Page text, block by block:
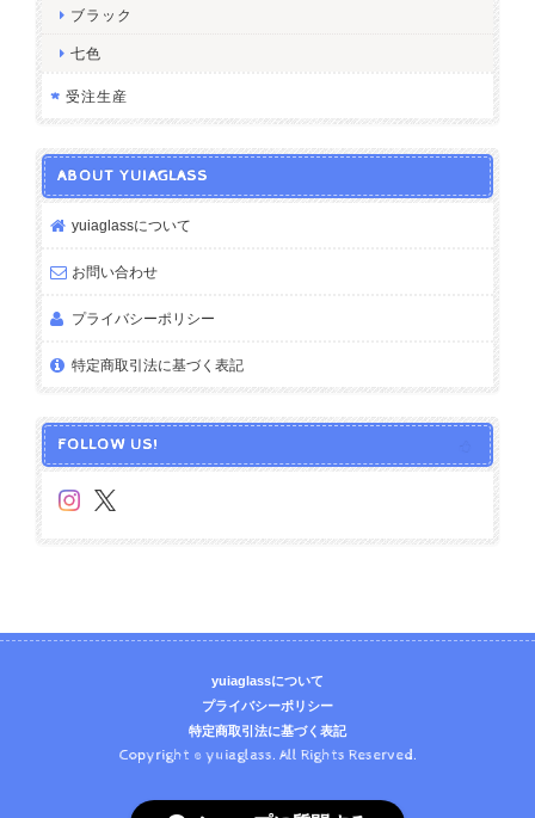
ブラック
七色
受注生産
ABOUT YUIAGLASS
yuiaglassについて
お問い合わせ
プライバシーポリシー
特定商取引法に基づく表記
FOLLOW US!
yuiaglassについて
プライバシーポリシー
特定商取引法に基づく表記
Copyright © yuiaglass. All Rights Reserved.